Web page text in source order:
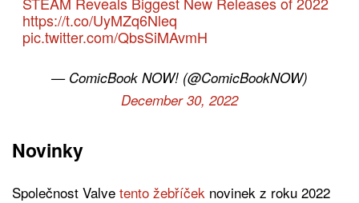
https://t.co/UyMZq6Nleq
pic.twitter.com/QbsSiMAvmH
— ComicBook NOW! (@ComicBookNOW)
December 30, 2022
Novinky
Společnost Valve tento žebříček novinek z roku 2022